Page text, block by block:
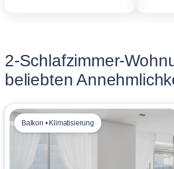
2-Schlafzimmer-
beliebten
Balkon • Klimatisierung